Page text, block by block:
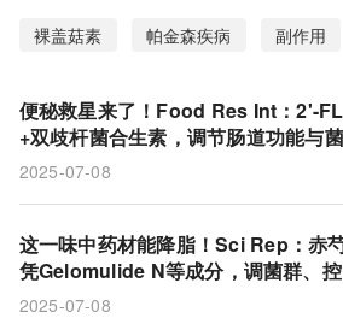
裸盖菇素 帕金森疾病 副作用
便秘救星来了！Food Res Int：2'-FL
+双歧杆菌合生素，调节肠道功能与菌
群，助力肠道畅通无阻
2025-07-08
这一味中药材能降脂！Sci Rep：赤
凭Gelomulide N等成分，调菌群、
羟戊酸通路降血脂
2025-07-08